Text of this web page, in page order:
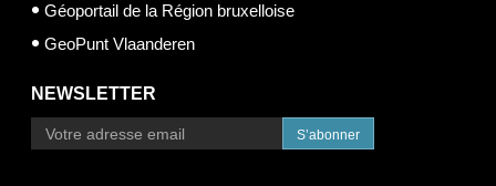
Géoportail de la Région bruxelloise
GeoPunt Vlaanderen
NEWSLETTER
S’abonner